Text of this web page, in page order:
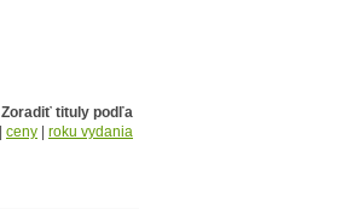
Zoradiť tituly podľa
ceny roku vydania